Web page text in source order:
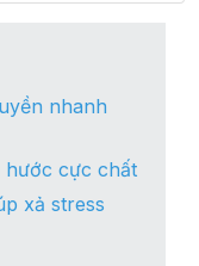
nhanh
hước cực chất
xả stress